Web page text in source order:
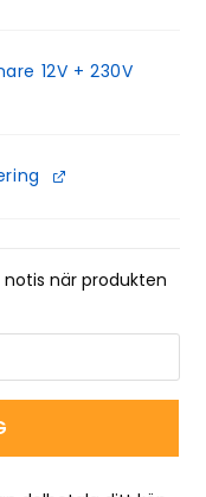
12V + 230V
när produkten